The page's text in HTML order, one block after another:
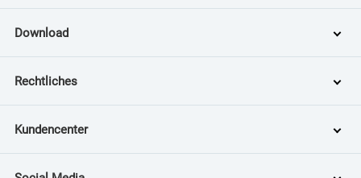
Download
Rechtliches
Kundencenter